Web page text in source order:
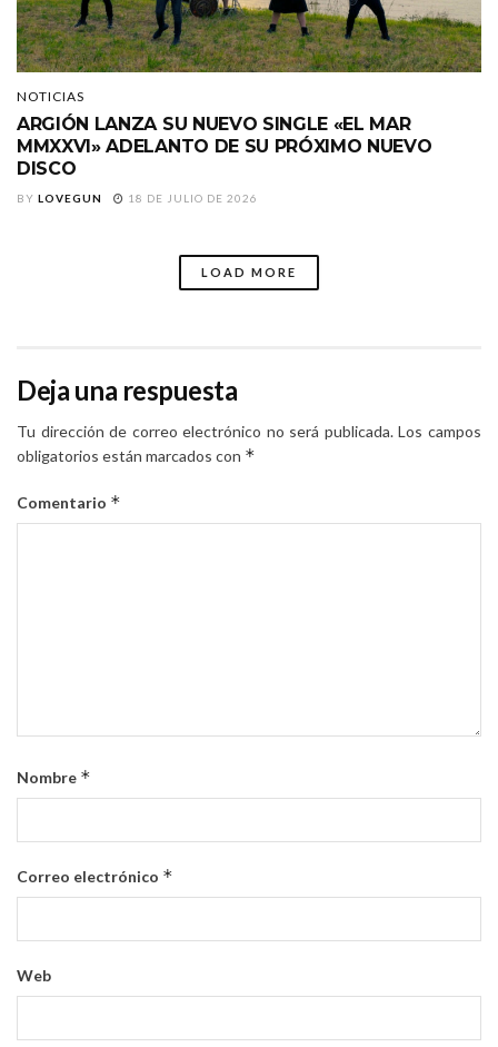
NOTICIAS
ARGIÓN LANZA SU NUEVO SINGLE «EL MAR
MMXXVI» ADELANTO DE SU PRÓXIMO NUEVO
DISCO
BY LOVEGUN 18 DE JULIO DE 2026
LOAD MORE
Deja una respuesta
Tu dirección de correo electrónico no será publicada. Los campos
obligatorios están marcados con *
Comentario *
Nombre *
Correo electrónico *
Web